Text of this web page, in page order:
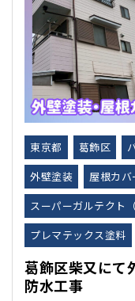
東京都 葛飾区
外壁塗装
屋根カバ
スーパーガルテクト
プレマテックス塗料
葛飾区柴又にて
防水工事